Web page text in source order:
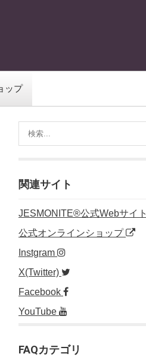
ップ
関連サイト
JESMONITE®公式Webサイト
公式オンラインショップ
Instgram
X(Twitter)
Facebook
YouTube
FAQカテゴリ